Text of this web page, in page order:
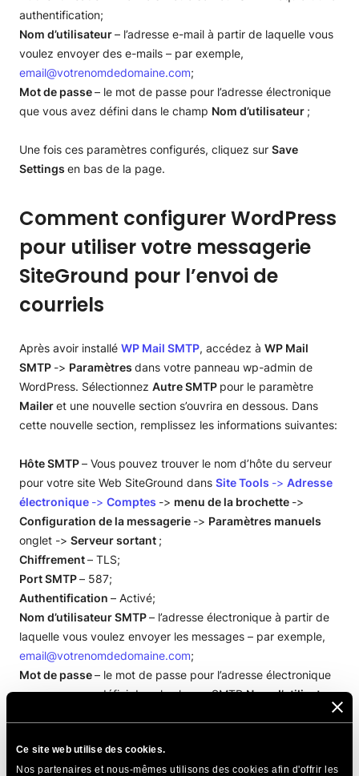
Ce site web utilise des cookies.
Nos partenaires et nous-mêmes utilisons des cookies afin d'offrir les
authentification;
Nom d’utilisateur– l’adresse e-mail à partir de laquelle vous
voulez envoyer des e-mails – par exemple,
email@votrenomdedomaine.com;
Mot de passe– le mot de passe pour l’adresse électronique
que vous avez défini dans le champ Nom d’utilisateur ;
Une fois ces paramètres configurés, cliquez sur Save
Settings en bas de la page.
Comment configurer WordPress
pour utiliser votre messagerie
SiteGround pour l’envoi de
courriels
Après avoir installé WP Mail SMTP, accédez à WP Mail
SMTP -> Paramètres dans votre panneau wp-admin de
WordPress. Sélectionnez Autre SMTP pour le paramètre
Maileret une nouvelle section s’ouvrira en dessous. Dans
cette nouvelle section, remplissez les informations suivantes:
Hôte SMTP– Vous pouvez trouver le nom d’hôte du serveur
pour votre site Web SiteGround dans Site Tools -> Adresse
électronique -> Comptes -> menu de la brochette ->
Configuration de la messagerie -> Paramètres manuels
onglet -> Serveur sortant ;
Chiffrement– TLS;
Port SMTP– 587;
Authentification – Activé;
Nom d’utilisateur SMTP– l’adresse électronique à partir de
laquelle vous voulez envoyer les messages – par exemple,
email@votrenomdedomaine.com;
Mot de passe– le mot de passe pour l’adresse électronique
que vous avez défini dans le champ SMTPNom d’utilisateur
appliquer les modifications.